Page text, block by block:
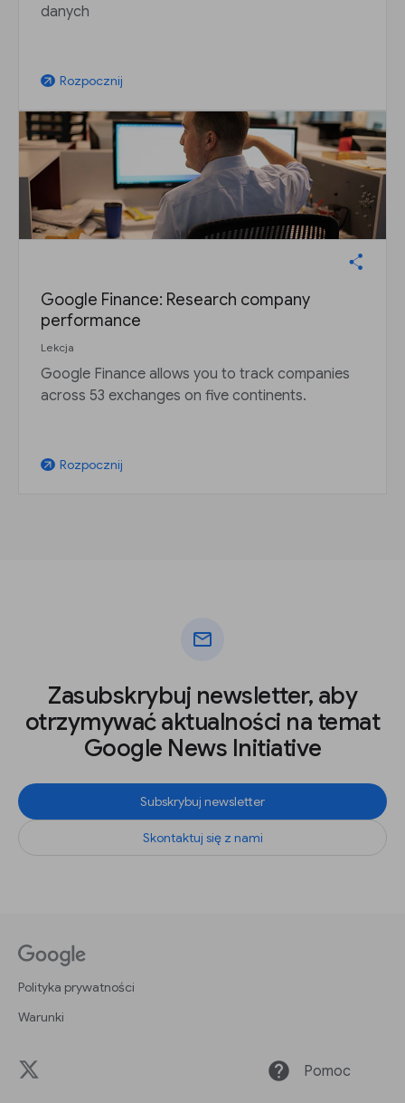
danych
arrow_outward Rozpocznij
Google Finance: Research company
performance
Lekcja
Google Finance allows you to track companies
across 53 exchanges on five continents.
arrow_outward Rozpocznij
mail
Zasubskrybuj newsletter, aby
otrzymywać aktualności na temat
Google News Initiative
Subskrybuj newsletter
Skontaktuj się z nami
Polityka prywatności
Warunki
help Pomoc